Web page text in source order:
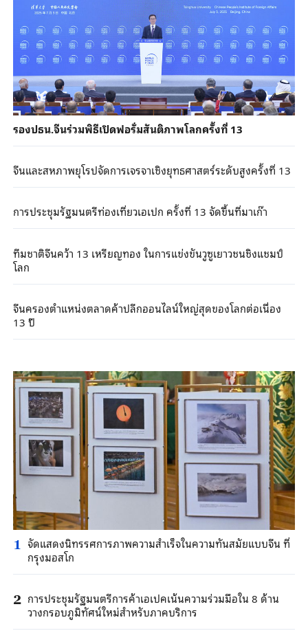
รองปธน.จีนร่วมพิธีเปิดฟอรั่มสันติภาพโลกครั้งที่ 13
จีนและสหภาพยุโรปจัดการเจรจาเชิงยุทธศาสตร์ระดับสูงครั้งที่ 13
การประชุมรัฐมนตรีท่องเที่ยวเอเปก ครั้งที่ 13 จัดขึ้นที่มาเก๊า
ทีมชาติจีนคว้า 13 เหรียญทอง ในการแข่งขันวูซูเยาวชนชิงแชมป์
โลก
จีนครองตำแหน่งตลาดค้าปลีกออนไลน์ใหญ่สุดของโลกต่อเนื่อง
13 ปี
1 จัดแสดงนิทรรศการภาพความสำเร็จในความทันสมัยแบบจีน ที่
กรุงมอสโก
2 การประชุมรัฐมนตรีการค้าเอเปคเน้นความร่วมมือใน 8 ด้าน
วางกรอบภูมิทัศน์ใหม่สำหรับภาคบริการ